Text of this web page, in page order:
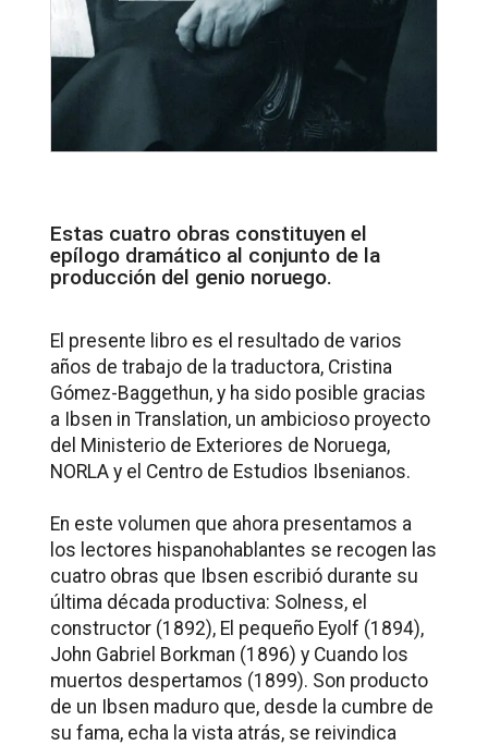
Estas cuatro obras constituyen el
epílogo dramático al conjunto de la
producción del genio noruego.
El presente libro es el resultado de varios
años de trabajo de la traductora, Cristina
Gómez-Baggethun, y ha sido posible gracias
a Ibsen in Translation, un ambicioso proyecto
del Ministerio de Exteriores de Noruega,
NORLA y el Centro de Estudios Ibsenianos.
En este volumen que ahora presentamos a
los lectores hispanohablantes se recogen las
cuatro obras que Ibsen escribió durante su
última década productiva: Solness, el
constructor (1892), El pequeño Eyolf (1894),
John Gabriel Borkman (1896) y Cuando los
muertos despertamos (1899). Son producto
de un Ibsen maduro que, desde la cumbre de
su fama, echa la vista atrás, se reivindica